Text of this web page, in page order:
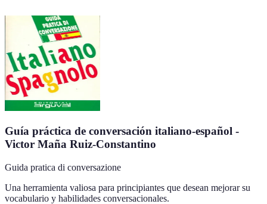
Guía práctica de conversación italiano-español -
Victor Maña Ruiz-Constantino
Guida pratica di conversazione
Una herramienta valiosa para principiantes que desean mejorar su
vocabulario y habilidades conversacionales.